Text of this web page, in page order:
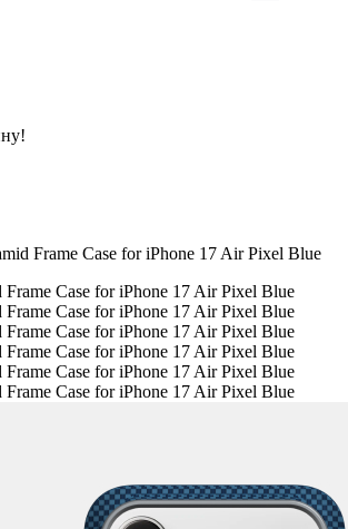
Frame Case for iPhone 17 Air Pixel Blue